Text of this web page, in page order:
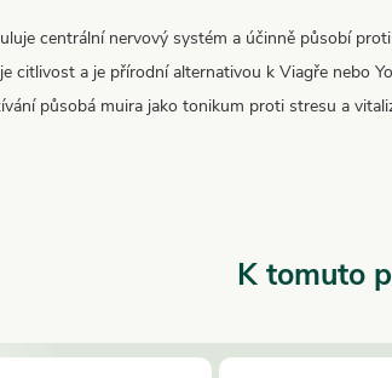
centrální nervový systém a účinně působí
citlivost a je přírodní alternativou k Viagře nebo
působá muira jako tonikum proti stresu a
K tomuto